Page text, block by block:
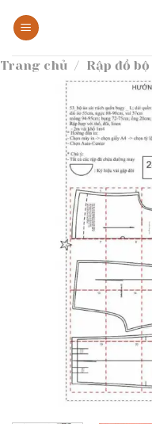
qua
dung
Trang chủ / Rập đồ